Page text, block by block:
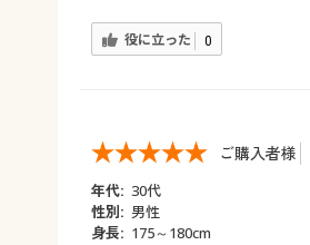
役に立った 0
ご購入者様
年代: 30代
性別: 男性
身長: 175～180cm